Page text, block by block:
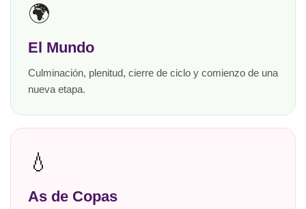
🌍
El Mundo
Culminación, plenitud, cierre de ciclo y comienzo de una
nueva etapa.
💧
As de Copas